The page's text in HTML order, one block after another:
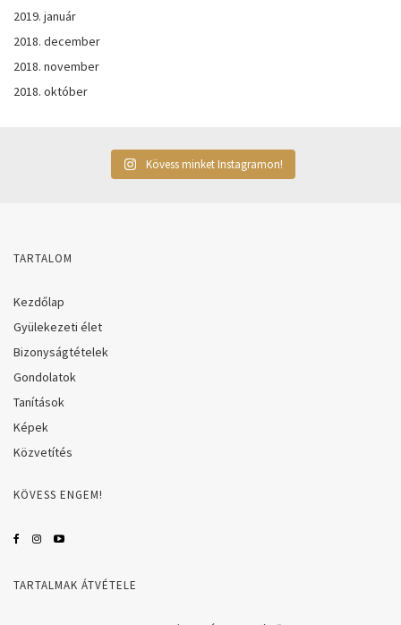
2019. január
2018. december
2018. november
2018. október
Kövess minket Instagramon!
TARTALOM
Kezdőlap
Gyülekezeti élet
Bizonyságtételek
Gondolatok
Tanítások
Képek
Közvetítés
KÖVESS ENGEM!
TARTALMAK ÁTVÉTELE